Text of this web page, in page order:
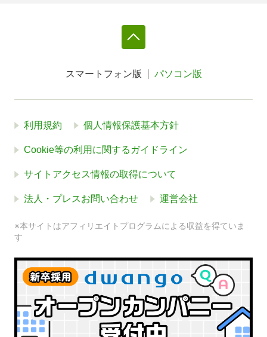
スマートフォン版 パソコン版
利用規約 個人情報保護基本方針
Cookie等の利用に関するガイドライン
サイトアクセス情報の取得について
法人・プレスお問い合わせ 運営会社
※本サイトはアフィリエイトプログラムによる収益を得ていま
す